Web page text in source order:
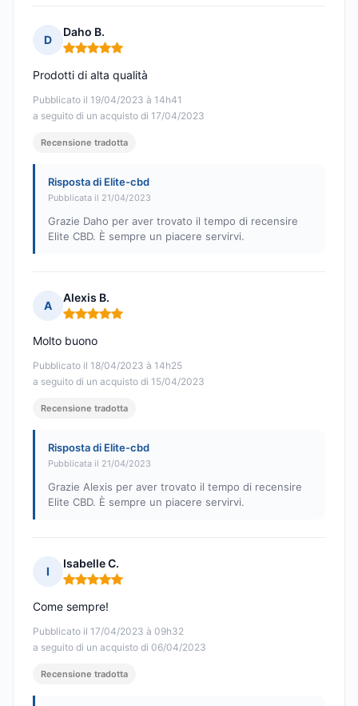
D
Daho B.
Nota: 5 su 5
Pubblicato il 19/04/2023 à 14h41
a seguito di un acquisto di 17/04/2023
Prodotti di alta qualità
Recensione tradotta
Risposta di Elite-cbd
Pubblicata il 21/04/2023
Grazie Daho per aver trovato il tempo di recensire
Elite CBD. È sempre un piacere servirvi.
A
Alexis B.
Nota: 5 su 5
Pubblicato il 18/04/2023 à 14h25
a seguito di un acquisto di 15/04/2023
Molto buono
Recensione tradotta
Risposta di Elite-cbd
Pubblicata il 21/04/2023
Grazie Alexis per aver trovato il tempo di recensire
Elite CBD. È sempre un piacere servirvi.
I
Isabelle C.
Nota: 5 su 5
Pubblicato il 17/04/2023 à 09h32
a seguito di un acquisto di 06/04/2023
Come sempre!
Recensione tradotta